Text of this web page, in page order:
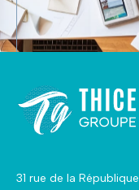
31 rue de la République